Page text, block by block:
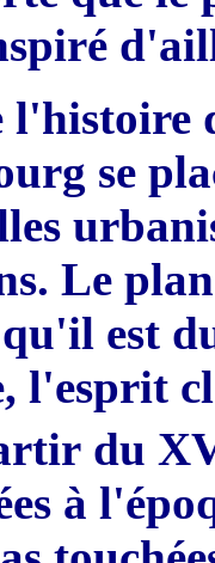
l'histoire
se
Le
qu'il est
l'esprit
du
à